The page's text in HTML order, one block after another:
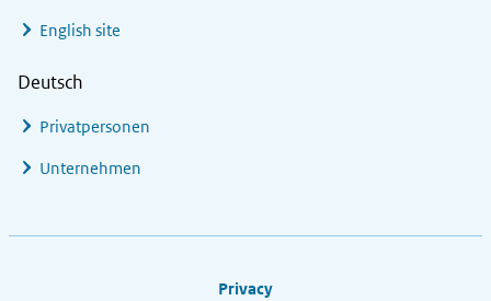
English site
Deutsch
Privatpersonen
Unternehmen
Privacy